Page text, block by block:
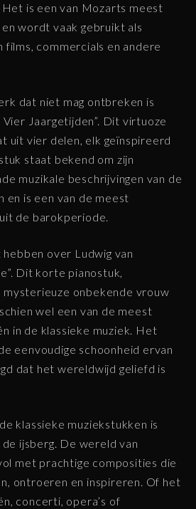
is een van Mozarts meest
wordt vaak gebruikt als
films, commercials en andere
dat niet mag ontbreken is
Vier Jaargetijden”. Dit virtuoze
uit vier delen, elk geïnspireerd
staat bekend om zijn
muzikale beschrijvingen van de
en is een van de meest
de barokperiode.
over Ludwig van
Dit korte pianostuk,
onbekende vrouw
wel een van de meest
in de klassieke muziek. Het
eenvoudige schoonheid ervan
dat het wereldwijd geliefd is
klassieke muziekstukken is
ijsberg. De wereld van
met prachtige composities die
ontroeren en inspireren. Of het
concerti, opera’s of